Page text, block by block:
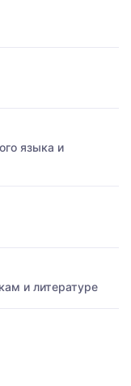
языка и
и литературе